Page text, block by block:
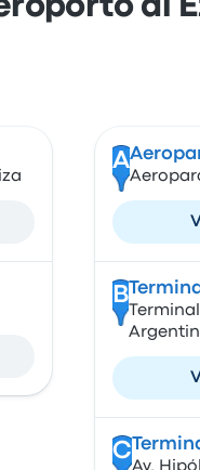
di
A
B
C
Av.